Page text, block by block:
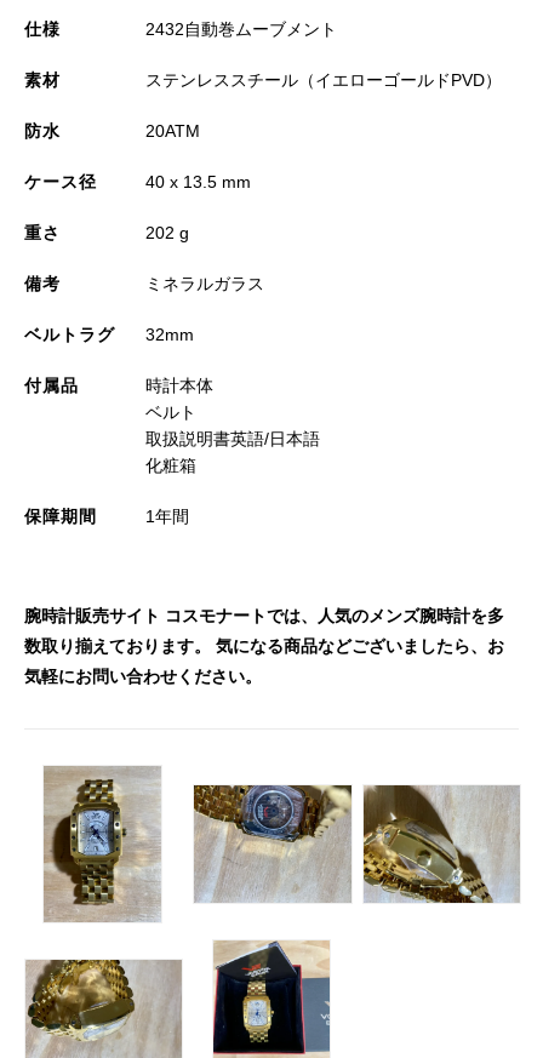
仕様 2432自動巻ムーブメント
素材 ステンレススチール（イエローゴールドPVD）
防水 20ATM
ケース径 40 x 13.5 mm
重さ 202 g
備考 ミネラルガラス
ベルトラグ 32mm
付属品
時計本体
ベルト
取扱説明書英語/日本語
化粧箱
保障期間 1年間
腕時計販売サイト コスモナートでは、人気のメンズ腕時計を多
数取り揃えております。 気になる商品などございましたら、お
気軽にお問い合わせください。